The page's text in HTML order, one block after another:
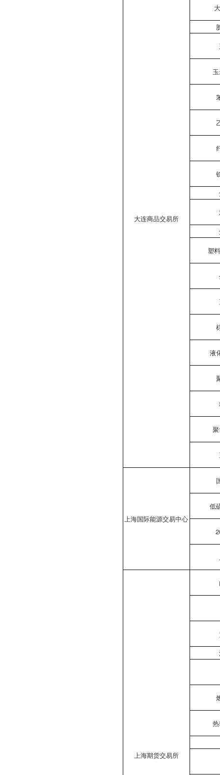
大连商品交易所
塑
液
上海国际能源交易中心
低
上海期货交易所